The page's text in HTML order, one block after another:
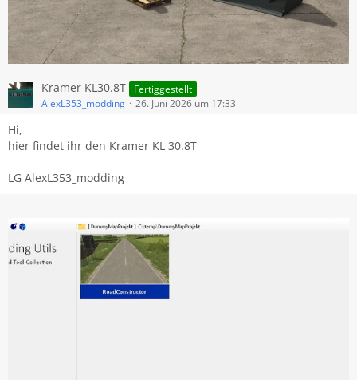
Kramer KL30.8T
Fertiggestellt
AlexL353_modding
26. Juni 2026 um 17:33
Hi,
hier findet ihr den Kramer KL 30.8T
LG AlexL353_modding